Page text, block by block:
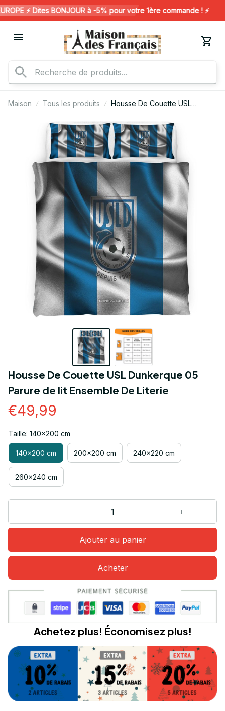
⚡️ Dites BONJOUR à -5% pour votre 1ère commande ! ⚡️
Maison Tous les produits
Housse De Couette USL
Ensemble De Literie
Housse De Couette USL Dunkerque 05
Parure de lit Ensemble De Literie
€49,99
Taille: 140x200 cm
140x200 cm 200x200 cm 240x220 cm
260x240 cm
Ajouter au panier
Acheter
Achetez plus! Économisez plus!